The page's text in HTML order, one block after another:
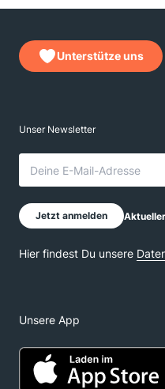
Unterstütze uns
Unsere App